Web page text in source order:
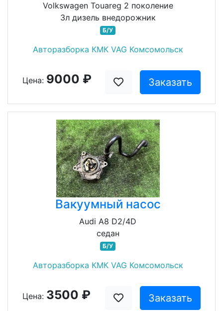
Volkswagen Touareg 2 поколение
3л дизель внедорожник
Б/У
Авторазборка КМК VAG Комсомольск
Цена: 9000 ₽ Заказать
Вакуумный насос
Audi A8 D2/4D
седан
Б/У
Авторазборка КМК VAG Комсомольск
Цена: 3500 ₽ Заказать